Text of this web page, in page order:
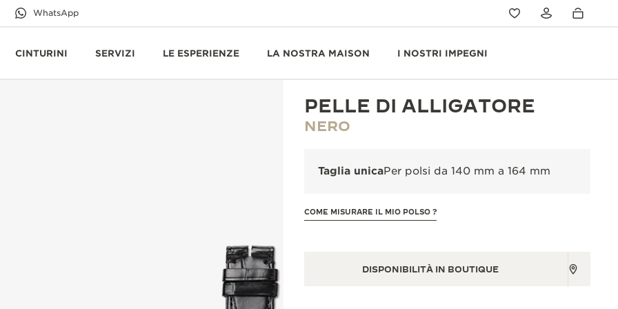
WhatsApp
CINTURINI SERVIZI LE ESPERIENZE LA NOSTRA MAISON I NOSTRI IMPEGNI
PELLE DI ALLIGATORE
NERO
Taglia unicaPer polsi da 140 mm a 164 mm
COME MISURARE IL MIO POLSO ?
DISPONIBILITÀ IN BOUTIQUE